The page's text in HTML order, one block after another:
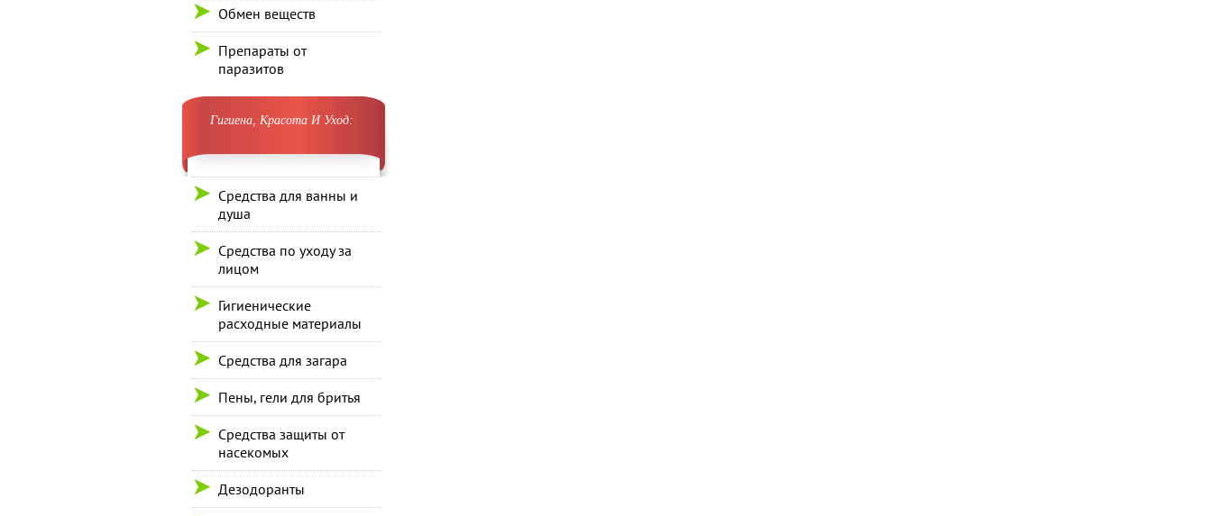
Обмен веществ
Препараты от
паразитов
Гигиена, Красота И Уход:
Средства для ванны и
душа
Средства по уходу за
лицом
Гигиенические
расходные материалы
Средства для загара
Пены, гели для бритья
Средства защиты от
насекомых
Дезодоранты